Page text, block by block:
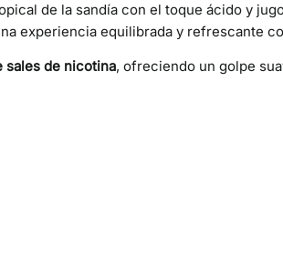
de la sandía con el toque ácido y
experiencia equilibrada y refrescante
sales de nicotina, ofreciendo un golpe